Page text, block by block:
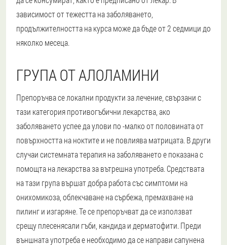
зависимост от тежестта на заболяването,
продължителността на курса може да бъде от 2 седмици до
няколко месеца.
ГРУПА ОТ АЛОЛАМИНИ
Препоръчва се локални продукти за лечение, свързани с
тази категория противогъбични лекарства, ако
заболяването успее да улови по -малко от половината от
повърхността на ноктите и не повлиява матрицата. В други
случаи системната терапия на заболяването е показана с
помощта на лекарства за вътрешна употреба. Средствата
на тази група вършат добра работа със симптоми на
онихомикоза, облекчаване на сърбежа, премахване на
пилинг и изгаряне. Те се препоръчват да се използват
срещу плесенясали гъби, кандида и дерматофити. Преди
външната употреба е необходимо да се направи сапунена